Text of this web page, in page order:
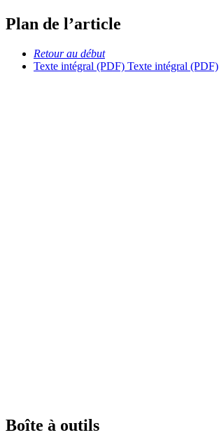
Plan de l’article
Retour au début
Texte intégral (PDF) Texte intégral (PDF)
Boîte à outils